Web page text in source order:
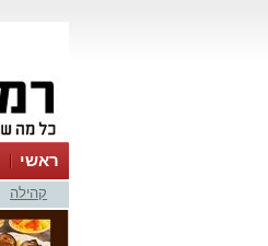
ראשי
ווטסאפ
קהילה